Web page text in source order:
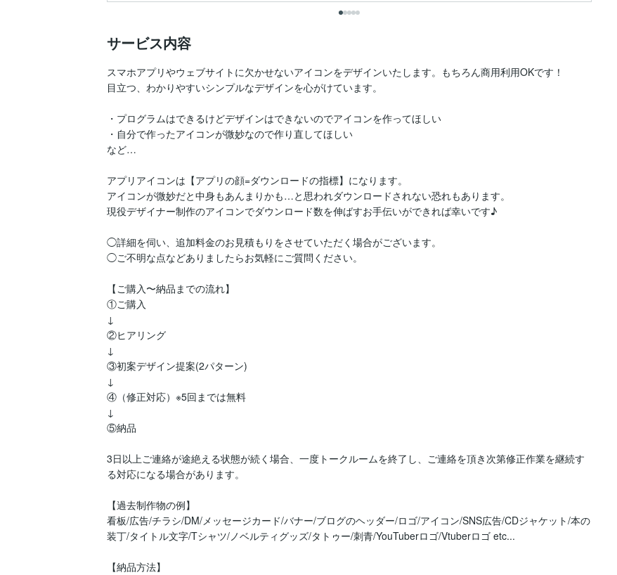
サービス内容
スマホアプリやウェブサイトに欠かせないアイコンをデザインいたします。もちろん商用利用OKです！
目立つ、わかりやすいシンプルなデザインを心がけています。
・プログラムはできるけどデザインはできないのでアイコンを作ってほしい
・自分で作ったアイコンが微妙なので作り直してほしい
など…
アプリアイコンは【アプリの顔=ダウンロードの指標】になります。
アイコンが微妙だと中身もあんまりかも…と思われダウンロードされない恐れもあります。
現役デザイナー制作のアイコンでダウンロード数を伸ばすお手伝いができれば幸いです♪
◯詳細を伺い、追加料金のお見積もりをさせていただく場合がございます。
◯ご不明な点などありましたらお気軽にご質問ください。
【ご購入〜納品までの流れ】
①ご購入
↓
②ヒアリング
↓
③初案デザイン提案(2パターン)
↓
④（修正対応）※5回までは無料
↓
⑤納品
3日以上ご連絡が途絶える状態が続く場合、一度トークルームを終了し、ご連絡を頂き次第修正作業を継続す
る対応になる場合があります。
【過去制作物の例】
看板/広告/チラシ/DM/メッセージカード/バナー/ブログのヘッダー/ロゴ/アイコン/SNS広告/CDジャケット/本の
装丁/タイトル文字/Tシャツ/ノベルティグッズ/タトゥー/刺青/YouTuberロゴ/Vtuberロゴ etc...
【納品方法】